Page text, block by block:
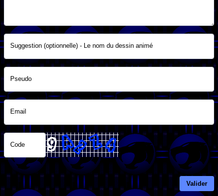
Suggestion (optionnelle) - Le nom du dessin animé
Pseudo
Email
Code
Valider